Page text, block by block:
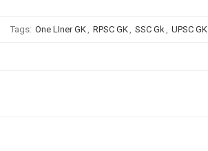
Tags: One LIner GK, RPSC GK, SSC Gk, UPSC GK